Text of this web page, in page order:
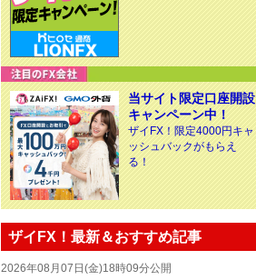
当サイト限定口座開設
キャンペーン中！
ザイFX！限定4000円キャ
ッシュバックがもらえ
る！
ザイFX！最新＆おすすめ記事
2026年08月07日(金)18時09分公開